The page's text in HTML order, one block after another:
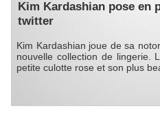
Kim Kardashian pose en
twitter
Kim Kardashian joue de sa
nouvelle collection de lingerie.
petite culotte rose et son plus